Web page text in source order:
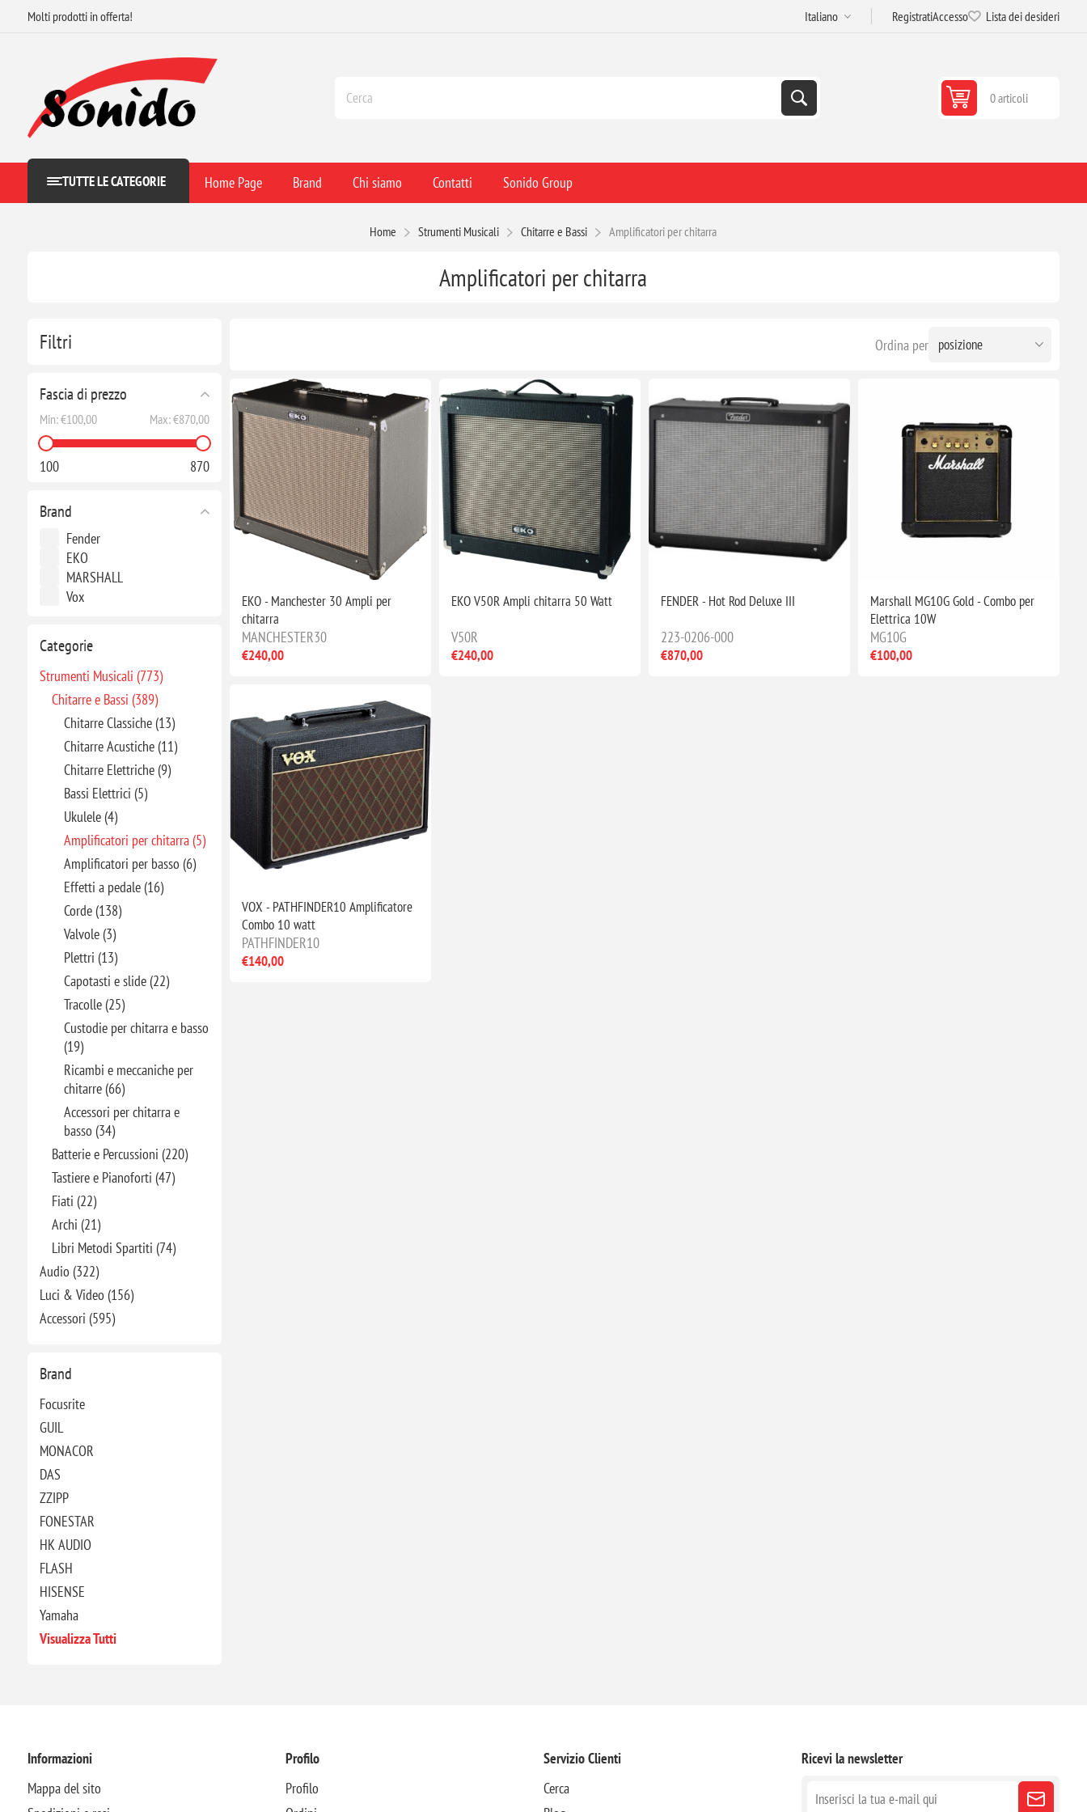
Molti prodotti in offerta! RegistratiAccesso Lista dei desideri
0 articoli
TUTTE LE CATEGORIE Home Page Brand Chi siamo Contatti Sonido Group
Home Strumenti Musicali Chitarre e Bassi Amplificatori per chitarra
Filtri
Fascia di prezzo
Min:€100,00 Max:€870,00
100 870
Brand
Fender
EKO
MARSHALL
Vox
Categorie
Strumenti Musicali (773)
Chitarre e Bassi (389)
Chitarre Classiche (13)
Chitarre Acustiche (11)
Chitarre Elettriche (9)
Bassi Elettrici (5)
Ukulele (4)
Amplificatori per chitarra (5)
Amplificatori per basso (6)
Effetti a pedale (16)
Corde (138)
Valvole (3)
Plettri (13)
Capotasti e slide (22)
Tracolle (25)
Custodie per chitarra e basso
(19)
Ricambi e meccaniche per
chitarre (66)
Accessori per chitarra e
basso (34)
Batterie e Percussioni (220)
Tastiere e Pianoforti (47)
Fiati (22)
Archi (21)
Libri Metodi Spartiti (74)
Audio (322)
Luci & Video (156)
Accessori (595)
Brand
Focusrite
GUIL
MONACOR
DAS
ZZIPP
FONESTAR
HK AUDIO
FLASH
HISENSE
Yamaha
Visualizza Tutti
Amplificatori per chitarra
Ordina per
EKO - Manchester 30 Ampli per
chitarra
MANCHESTER30
€240,00
EKO V50R Ampli chitarra 50 Watt
V50R
€240,00
FENDER - Hot Rod Deluxe III
223-0206-000
€870,00
Marshall MG10G Gold - Combo per
Elettrica 10W
MG10G
€100,00
VOX - PATHFINDER10 Amplificatore
Combo 10 watt
PATHFINDER10
€140,00
Informazioni
Mappa del sito
Profilo
Profilo
Servizio Clienti
Cerca
Ricevi la newsletter